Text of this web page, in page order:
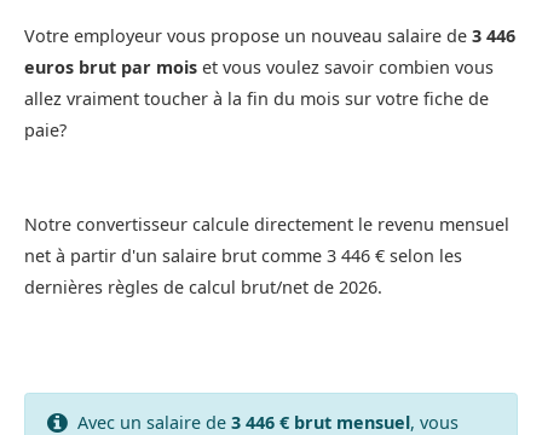
Votre employeur vous propose un nouveau salaire de 3 446
euros brut par mois et vous voulez savoir combien vous
allez vraiment toucher à la fin du mois sur votre fiche de
paie?
Notre convertisseur calcule directement le revenu mensuel
net à partir d'un salaire brut comme 3 446 € selon les
dernières règles de calcul brut/net de 2026.
Avec un salaire de 3 446 € brut mensuel, vous